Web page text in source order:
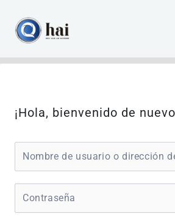
contenido
¡Hola, bienvenido de